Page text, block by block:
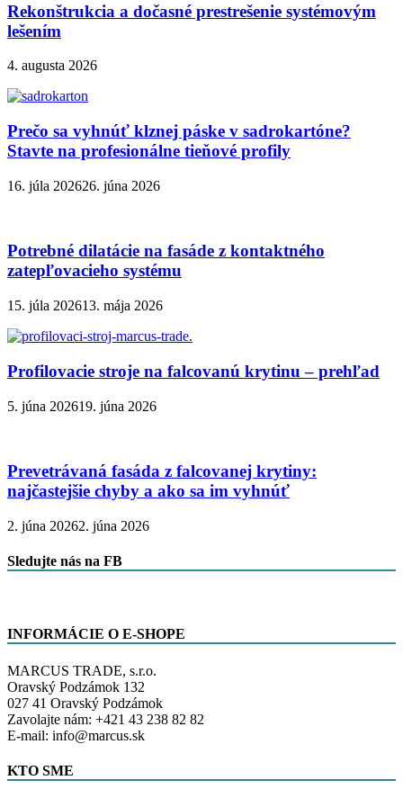
Rekonštrukcia a dočasné prestrešenie systémovým
lešením
4. augusta 2026
Prečo sa vyhnúť klznej páske v sadrokartóne?
Stavte na profesionálne tieňové profily
16. júla 202626. júna 2026
Potrebné dilatácie na fasáde z kontaktného
zatepľovacieho systému
15. júla 202613. mája 2026
Profilovacie stroje na falcovanú krytinu – prehľad
5. júna 202619. júna 2026
Prevetrávaná fasáda z falcovanej krytiny:
najčastejšie chyby a ako sa im vyhnúť
2. júna 20262. júna 2026
Sledujte nás na FB
INFORMÁCIE O E-SHOPE
MARCUS TRADE, s.r.o.
Oravský Podzámok 132
027 41 Oravský Podzámok
Zavolajte nám: +421 43 238 82 82
E-mail: info@marcus.sk
KTO SME